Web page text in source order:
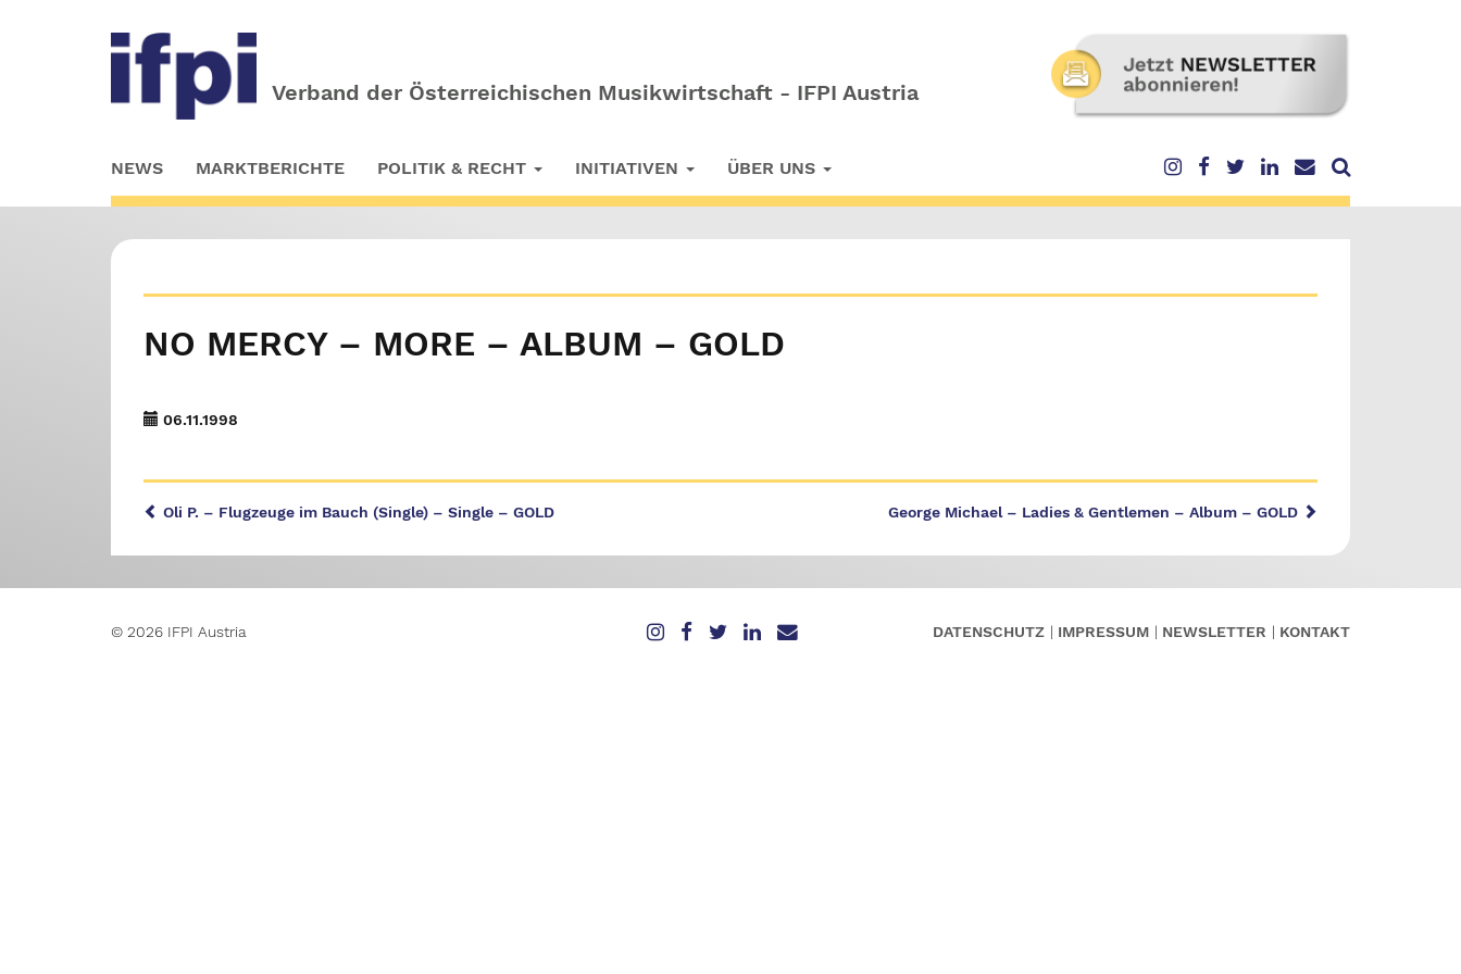
Verband der Österreichischen Musikwirtschaft - IFPI Austria
to
main
NEWS MARKTBERICHTE POLITIK & RECHT INITIATIVEN ÜBER UNS
NO MERCY – MORE – ALBUM – GOLD
06.11.1998
George Michael – Ladies & Gentlemen – Album – GOLD
Oli P. – Flugzeuge im Bauch (Single) – Single – GOLD
© 2026 IFPI Austria DATENSCHUTZ IMPRESSUM NEWSLETTER KONTAKT